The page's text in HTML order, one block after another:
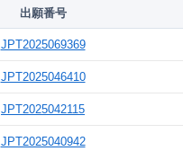
出願番号
JPT2025069369
JPT2025046410
JPT2025042115
JPT2025040942